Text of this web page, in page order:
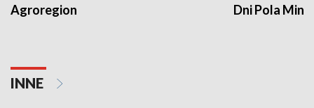
Agroregion Dni Pola
INNE